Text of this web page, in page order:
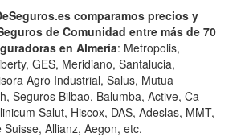
comparamos precios y
de Comunidad entre más de 70
en Almería: Metropolis,
GES, Meridiano, Santalucia,
Agro Industrial, Salus, Mutua
Seguros Bilbao, Balumba, Active, Ca
Salut, Hiscox, DAS, Adeslas, MMT,
Suisse, Allianz, Aegon, etc.